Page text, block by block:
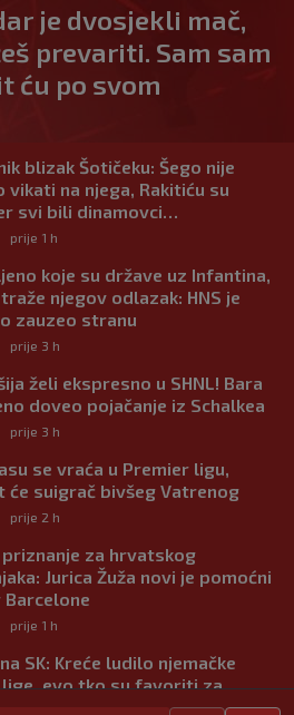
je dvosjekli mač,
prevariti. Sam sam
ću po svom
blizak Šotičeku: Šego nije
vikati na njega, Rakitiću su
svi bili dinamovci…
prije 1 h
koje su države uz Infantina,
njegov odlazak: HNS je
zauzeo stranu
prije 3 h
želi ekspresno u SHNL! Bara
doveo pojačanje iz Schalkea
prije 3 h
se vraća u Premier ligu,
će suigrač bivšeg Vatrenog
prije 2 h
priznanje za hrvatskog
Jurica Žuža novi je pomoćni
prije 1 h
SK: Kreće ludilo njemačke
evo tko su favoriti za